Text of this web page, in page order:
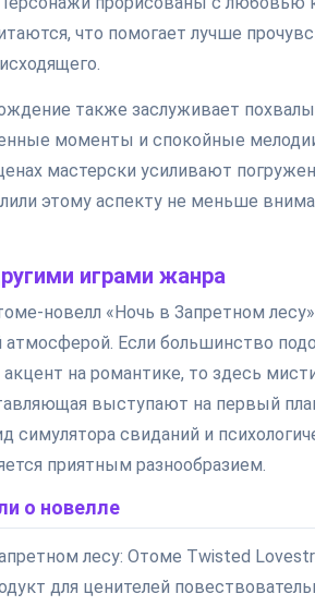
что помогает лучше
также заслуживает
моменты и спокойные
мастерски усиливают
этому аспекту не меньше
играми жанра
новелл «Ночь в Запретном
атмосферой. Если большинство
на романтике, то здесь
выступают на первый
симулятора свиданий и
приятным разнообразием.
о новелле
лесу: Отоме Twisted
для ценителей